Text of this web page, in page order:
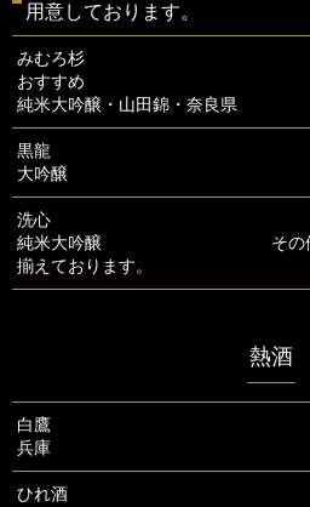
用意しております。
みむろ杉
おすすめ
純米大吟醸・山田錦・奈良県
黒龍
大吟醸
洗心
純米大吟醸 その他い
揃えております。
熱酒
白鷹
兵庫
ひれ酒